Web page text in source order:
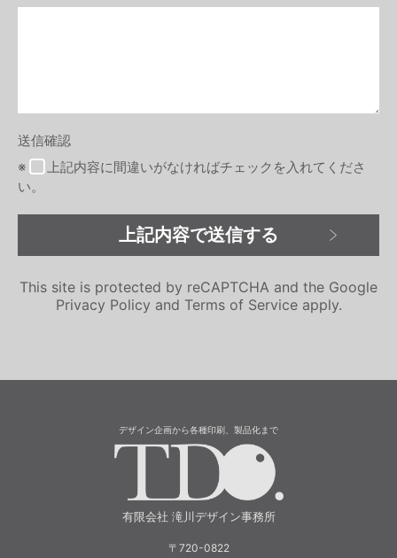
送信確認
※
上記内容に間違いがなければチェックを入れてくださ
い。
This site is protected by reCAPTCHA and the Google
Privacy Policy and Terms of Serviceapply.
デザイン企画から各種印刷、製品化まで
有限会社 滝川デザイン事務所
〒720-0822